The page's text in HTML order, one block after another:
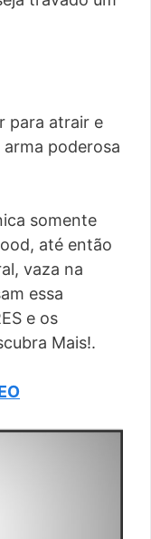
para atrair e
poderosa
somente
até então
vaza na
essa
e os
Mais!.